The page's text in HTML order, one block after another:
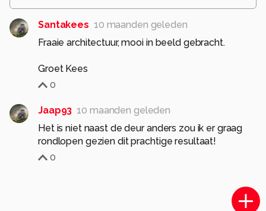
Santakees 10 maanden geleden
Fraaie architectuur, mooi in beeld gebracht.
Groet Kees
0
Jaap93 10 maanden geleden
Het is niet naast de deur anders zou ik er graag
rondlopen gezien dit prachtige resultaat!
0